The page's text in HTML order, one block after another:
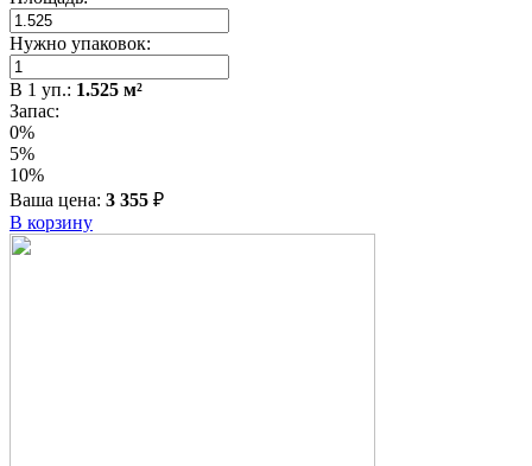
Нужно упаковок:
В 1 уп.: 1.525 м²
Запас:
0%
5%
10%
Ваша цена: 3 355 ₽
В корзину